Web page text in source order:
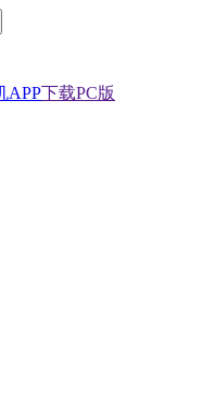
APP下载PC版